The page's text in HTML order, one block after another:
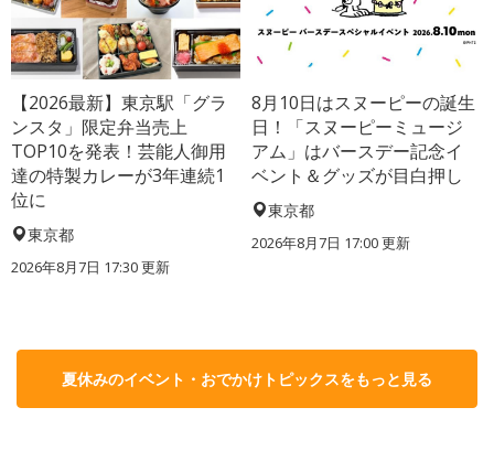
【2026最新】東京駅「グラ
ンスタ」限定弁当売上
TOP10を発表！芸能人御用
達の特製カレーが3年連続1
位に
東京都
2026年8月7日 17:30更新
8月10日はスヌーピーの誕生
日！「スヌーピーミュージ
アム」はバースデー記念イ
ベント＆グッズが目白押し
東京都
2026年8月7日 17:00更新
夏休みのイベント・おでかけトピックスをもっと見る